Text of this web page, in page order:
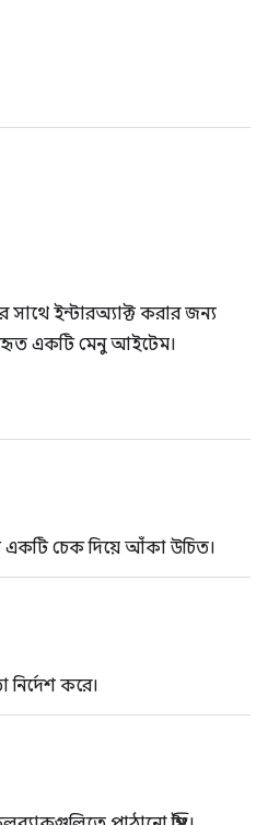
সাথে ইন্টারঅ্যাক্ট করার জন্য
একটি মেনু আইটেম।
একটি চেক দিয়ে আঁকা উচিত।
করে।